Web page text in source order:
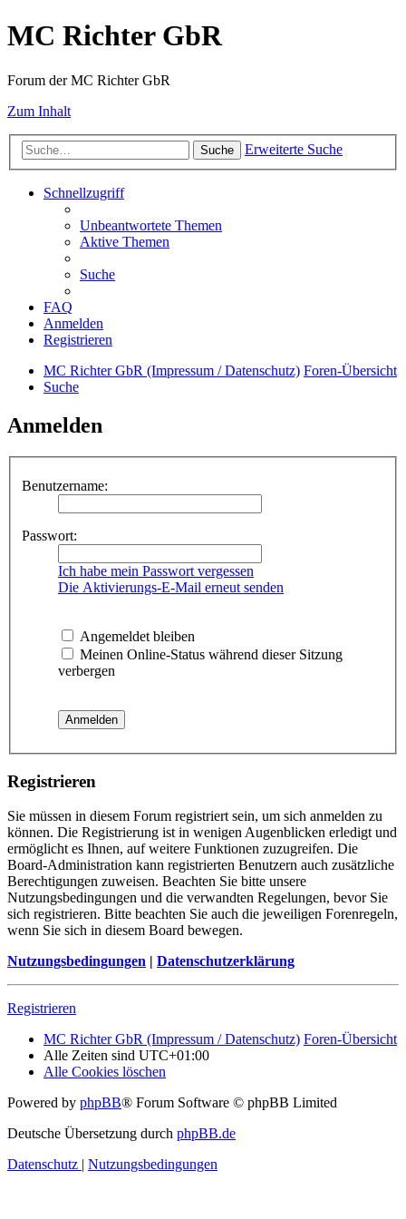
MC Richter GbR
Forum der MC Richter GbR
Zum Inhalt
Suche Erweiterte Suche
Schnellzugriff
Unbeantwortete Themen
Aktive Themen
Suche
FAQ
Anmelden
Registrieren
MC Richter GbR (Impressum / Datenschutz) Foren-Übersicht
Suche
Anmelden
Benutzername:
Passwort:
Ich habe mein Passwort vergessen
Die Aktivierungs-E-Mail erneut senden
Angemeldet bleiben
Meinen Online-Status während dieser Sitzung
verbergen
Registrieren
Sie müssen in diesem Forum registriert sein, um sich anmelden zu
können. Die Registrierung ist in wenigen Augenblicken erledigt und
ermöglicht es Ihnen, auf weitere Funktionen zuzugreifen. Die
Board-Administration kann registrierten Benutzern auch zusätzliche
Berechtigungen zuweisen. Beachten Sie bitte unsere
Nutzungsbedingungen und die verwandten Regelungen, bevor Sie
sich registrieren. Bitte beachten Sie auch die jeweiligen Forenregeln,
wenn Sie sich in diesem Board bewegen.
Nutzungsbedingungen | Datenschutzerklärung
Registrieren
MC Richter GbR (Impressum / Datenschutz) Foren-Übersicht
Alle Zeiten sind UTC+01:00
Alle Cookies löschen
Powered by phpBB® Forum Software © phpBB Limited
Deutsche Übersetzung durch phpBB.de
Datenschutz | Nutzungsbedingungen